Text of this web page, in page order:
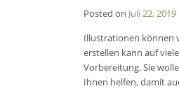
Posted on Juli 22, 2019
Illustrationen können
erstellen kann auf
Vorbereitung. Sie
Ihnen helfen, damit